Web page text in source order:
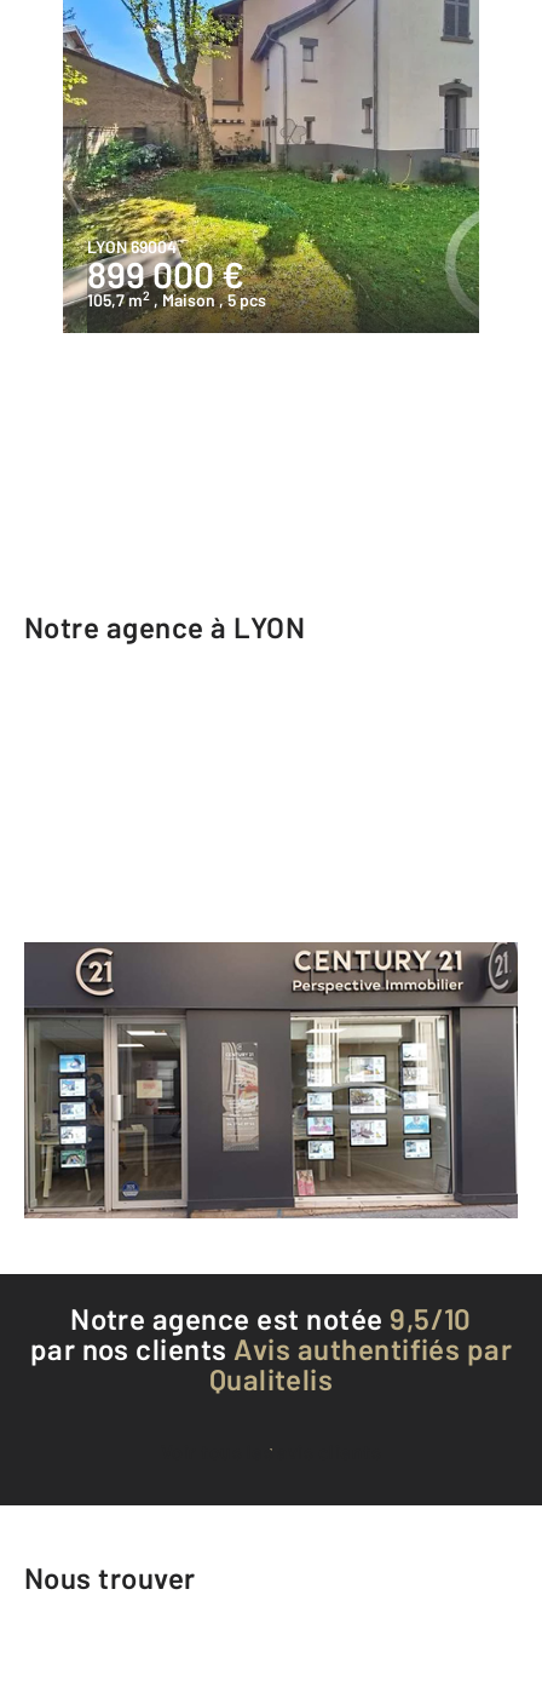
LYON 69004
899 000 €
105,7 m2 , Maison, 5 pcs
Notre agence à LYON
CENTURY 21 Perspective Immobilier
66 Grande rue de la Croix Rousse
LYON - 69004
Envoyer un message
Téléphoner à l'agence
Notre agence est notée 9,5/10
par nos clients Avis authentifiés par
Qualitelis
Voir tous les avis clients
Nous trouver